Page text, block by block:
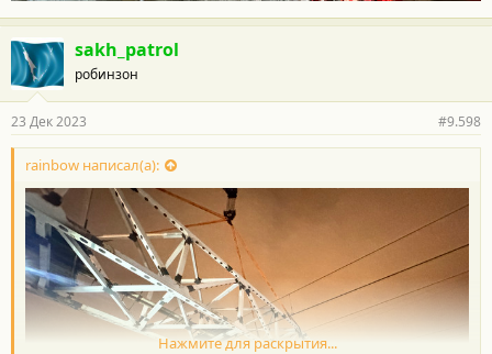
sakh_patrol
робинзон
23 Дек 2023 #9.598
rainbow написал(а):
Нажмите для раскрытия...